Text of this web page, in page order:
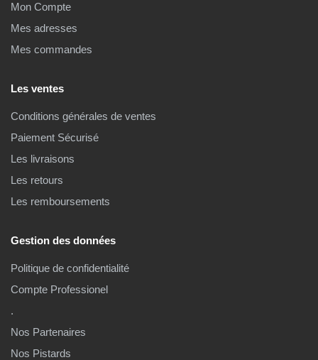
Mon Compte
Mes adresses
Mes commandes
Les ventes
Conditions générales de ventes
Paiement Sécurisé
Les livraisons
Les retours
Les remboursements
Gestion des données
Politique de confidentialité
Compte Professionel
.
Nos Partenaires
Nos Pistards